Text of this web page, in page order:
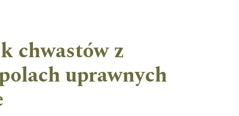
chwastów z
uprawnych